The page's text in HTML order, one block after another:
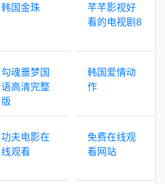
韩国金珠
芊芊影视好
看的电视剧8
勾魂噩梦国
语高清完整
版
韩国爱情动
作
功夫电影在
线观看
免费在线观
看网站